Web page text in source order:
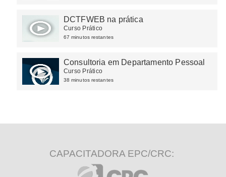
DCTFWEB na prática
Curso Prático
67 minutos restantes
Consultoria em Departamento Pessoal
Curso Prático
38 minutos restantes
CAPACITADORA EPC/CRC: